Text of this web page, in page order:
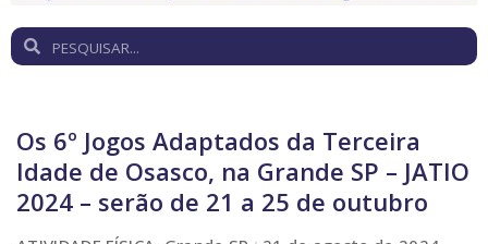
Os 6º Jogos Adaptados da Terceira
Idade de Osasco, na Grande SP – JATIO
2024 – serão de 21 a 25 de outubro